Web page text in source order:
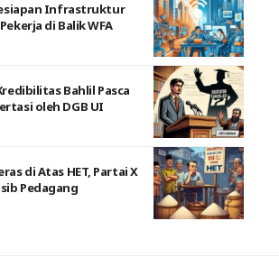
Infrastruktur
di Balik WFA
Bahlil Pasca
oleh DGB UI
di Atas HET, Partai X
Pedagang